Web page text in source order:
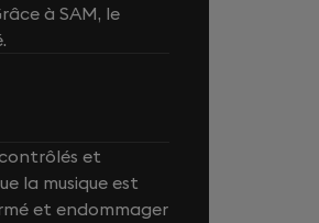
à SAM, le
et
la musique est
et endommager